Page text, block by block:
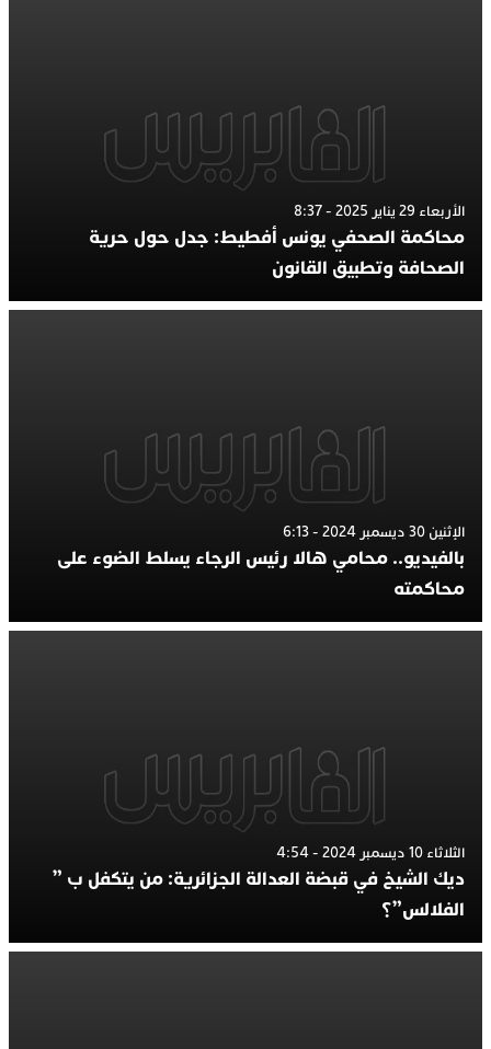
الأربعاء 29 يناير 2025 - 8:37
محاكمة الصحفي يونس أفطيط: جدل حول حرية
الصحافة وتطبيق القانون
الإثنين 30 ديسمبر 2024 - 6:13
بالفيديو.. محامي هالا رئيس الرجاء يسلط الضوء على
محاكمته
الثلاثاء 10 ديسمبر 2024 - 4:54
ديك الشيخ في قبضة العدالة الجزائرية: من يتكفل ب ”
الفلالس”؟